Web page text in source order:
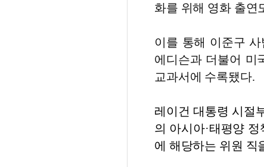
화를 위해 영화 출연
이를 통해 이준구
에디슨과 더불어 미
교과서에 수록됐다.
레이건 대통령 시절
의 아시아·태평양
에 해당하는 위원 직